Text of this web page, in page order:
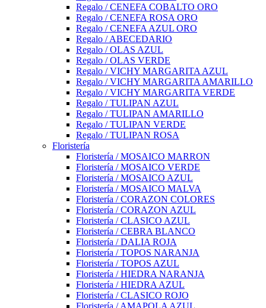
Regalo / CENEFA COBALTO ORO
Regalo / CENEFA ROSA ORO
Regalo / CENEFA AZUL ORO
Regalo / ABECEDARIO
Regalo / OLAS AZUL
Regalo / OLAS VERDE
Regalo / VICHY MARGARITA AZUL
Regalo / VICHY MARGARITA AMARILLO
Regalo / VICHY MARGARITA VERDE
Regalo / TULIPAN AZUL
Regalo / TULIPAN AMARILLO
Regalo / TULIPAN VERDE
Regalo / TULIPAN ROSA
Floristería
Floristería / MOSAICO MARRON
Floristería / MOSAICO VERDE
Floristería / MOSAICO AZUL
Floristería / MOSAICO MALVA
Floristería / CORAZON COLORES
Floristería / CORAZON AZUL
Floristería / CLASICO AZUL
Floristería / CEBRA BLANCO
Floristería / DALIA ROJA
Floristería / TOPOS NARANJA
Floristería / TOPOS AZUL
Floristería / HIEDRA NARANJA
Floristería / HIEDRA AZUL
Floristería / CLASICO ROJO
Floristería / AMAPOLA AZUL